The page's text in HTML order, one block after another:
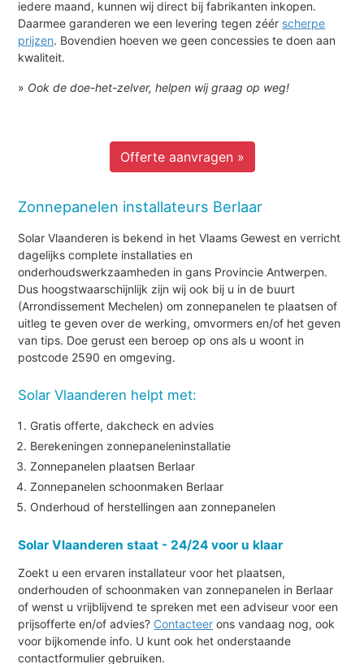
iedere maand, kunnen wij direct bij fabrikanten inkopen.
Daarmee garanderen we een levering tegen zéér scherpe
prijzen. Bovendien hoeven we geen concessies te doen aan
kwaliteit.
» Ook de doe-het-zelver, helpen wij graag op weg!
Offerte aanvragen »
Zonnepanelen installateurs Berlaar
Solar Vlaanderen is bekend in het Vlaams Gewest en verricht
dagelijks complete installaties en
onderhoudswerkzaamheden in gans Provincie Antwerpen.
Dus hoogstwaarschijnlijk zijn wij ook bij u in de buurt
(Arrondissement Mechelen) om zonnepanelen te plaatsen of
uitleg te geven over de werking, omvormers en/of het geven
van tips. Doe gerust een beroep op ons als u woont in
postcode 2590 en omgeving.
Solar Vlaanderen helpt met:
Gratis offerte, dakcheck en advies
Berekeningen zonnepaneleninstallatie
Zonnepanelen plaatsen Berlaar
Zonnepanelen schoonmaken Berlaar
Onderhoud of herstellingen aan zonnepanelen
Solar Vlaanderen staat - 24/24 voor u klaar
Zoekt u een ervaren installateur voor het plaatsen,
onderhouden of schoonmaken van zonnepanelen in Berlaar
of wenst u vrijblijvend te spreken met een adviseur voor een
prijsofferte en/of advies? Contacteer ons vandaag nog, ook
voor bijkomende info. U kunt ook het onderstaande
contactformulier gebruiken.